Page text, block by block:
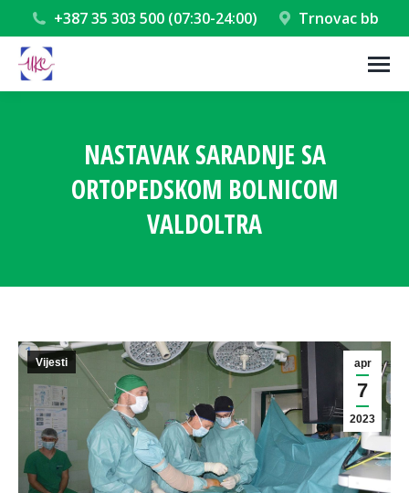
+387 35 303 500 (07:30-24:00) Trnovac bb
NASTAVAK SARADNJE SA
ORTOPEDSKOM BOLNICOM
VALDOLTRA
apr
7
2023
Vijesti